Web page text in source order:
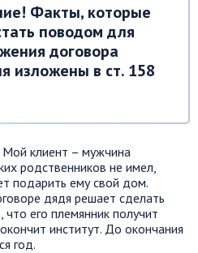
Факты, которые
поводом для
договора
изложены в ст. 158
Мой клиент – мужчина
родственников не имел,
подарить ему свой дом.
дядя решает сделать
его племянник получит
институт. До окончания
год.